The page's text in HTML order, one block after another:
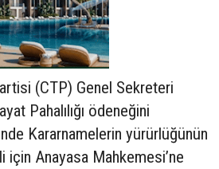
(CTP) Genel Sekreteri
Pahalılığı ödeneğini
Kararnamelerin yürürlüğünün
için Anayasa Mahkemesi’ne